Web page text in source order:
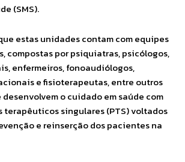
(SMS).
estas unidades contam com equipes
compostas por psiquiatras, psicólogos,
enfermeiros, fonoaudiólogos,
e fisioterapeutas, entre outros
o cuidado em saúde com
terapêuticos singulares (PTS) voltados
e reinserção dos pacientes na